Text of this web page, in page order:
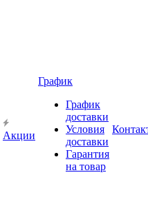
Акции
График
График
доставки
Условия
доставки
Гарантия
на товар